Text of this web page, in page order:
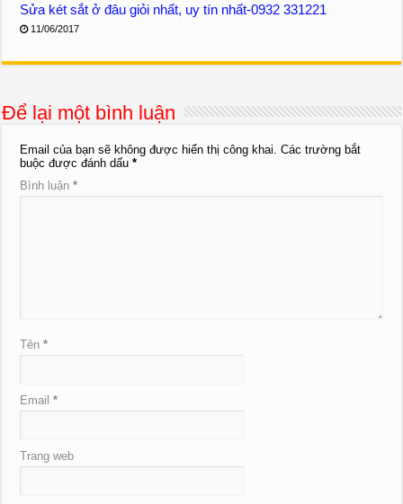
Sửa két sắt ở đâu giỏi nhất, uy tín nhất-0932 331221
11/06/2017
Để lại một bình luận
Email của bạn sẽ không được hiển thị công khai.
Các trường bắt
buộc được đánh dấu*
Bình luận*
Tên*
Email*
Trang web